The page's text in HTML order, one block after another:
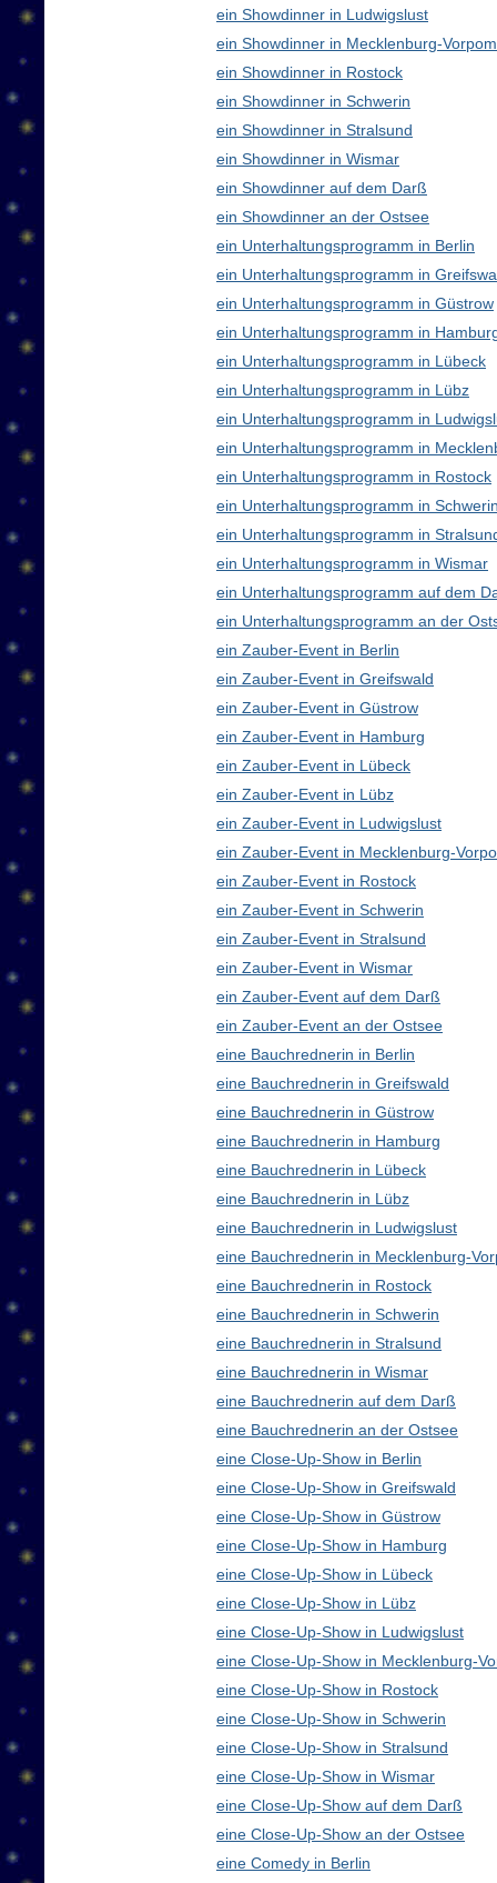
ein Showdinner in Ludwigslust
ein Showdinner in Mecklenburg-
ein Showdinner in Rostock
ein Showdinner in Schwerin
ein Showdinner in Stralsund
ein Showdinner in Wismar
ein Showdinner auf dem Darß
ein Showdinner an der Ostsee
ein Unterhaltungsprogramm in Berlin
ein Unterhaltungsprogramm in
ein Unterhaltungsprogramm in Güstrow
ein Unterhaltungsprogramm in
ein Unterhaltungsprogramm in Lübeck
ein Unterhaltungsprogramm in Lübz
ein Unterhaltungsprogramm in
ein Unterhaltungsprogramm in
ein Unterhaltungsprogramm in Rostock
ein Unterhaltungsprogramm in
ein Unterhaltungsprogramm in
ein Unterhaltungsprogramm in Wismar
ein Unterhaltungsprogramm auf dem
ein Unterhaltungsprogramm an der
ein Zauber-Event in Berlin
ein Zauber-Event in Greifswald
ein Zauber-Event in Güstrow
ein Zauber-Event in Hamburg
ein Zauber-Event in Lübeck
ein Zauber-Event in Lübz
ein Zauber-Event in Ludwigslust
ein Zauber-Event in Mecklenburg-
ein Zauber-Event in Rostock
ein Zauber-Event in Schwerin
ein Zauber-Event in Stralsund
ein Zauber-Event in Wismar
ein Zauber-Event auf dem Darß
ein Zauber-Event an der Ostsee
eine Bauchrednerin in Berlin
eine Bauchrednerin in Greifswald
eine Bauchrednerin in Güstrow
eine Bauchrednerin in Hamburg
eine Bauchrednerin in Lübeck
eine Bauchrednerin in Lübz
eine Bauchrednerin in Ludwigslust
eine Bauchrednerin in Mecklenburg-
eine Bauchrednerin in Rostock
eine Bauchrednerin in Schwerin
eine Bauchrednerin in Stralsund
eine Bauchrednerin in Wismar
eine Bauchrednerin auf dem Darß
eine Bauchrednerin an der Ostsee
eine Close-Up-Show in Berlin
eine Close-Up-Show in Greifswald
eine Close-Up-Show in Güstrow
eine Close-Up-Show in Hamburg
eine Close-Up-Show in Lübeck
eine Close-Up-Show in Lübz
eine Close-Up-Show in Ludwigslust
eine Close-Up-Show in Mecklenburg-
eine Close-Up-Show in Rostock
eine Close-Up-Show in Schwerin
eine Close-Up-Show in Stralsund
eine Close-Up-Show in Wismar
eine Close-Up-Show auf dem Darß
eine Close-Up-Show an der Ostsee
eine Comedy in Berlin